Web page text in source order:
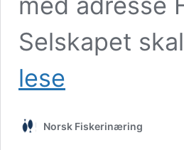
Selskapet
lese
Norsk Fiskerinæring